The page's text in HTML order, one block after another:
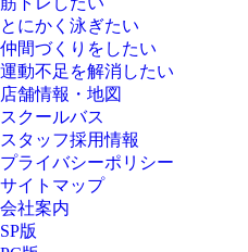
とにかく泳ぎたい
仲間づくりをしたい
運動不足を解消したい
店舗情報・地図
スクールバス
スタッフ採用情報
プライバシーポリシー
サイトマップ
会社案内
SP版